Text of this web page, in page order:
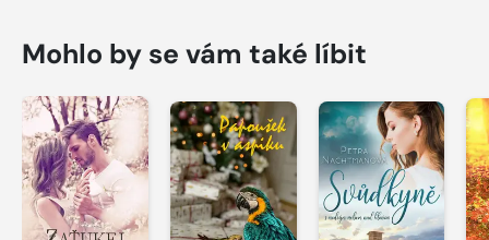
Mohlo by se vám také líbit